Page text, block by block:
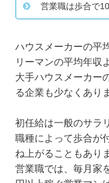
営業職は歩合で
ハウスメーカーの平
リーマンの平均年収
大手ハウスメーカー
る企業も少なくあり
初任給は一般のサラ
職種によって歩合が
ね上がることもあり
営業職では、毎月家